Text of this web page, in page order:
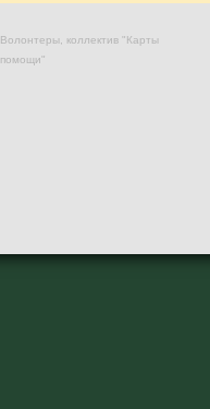
Волонтеры, коллектив "Карты
помощи"